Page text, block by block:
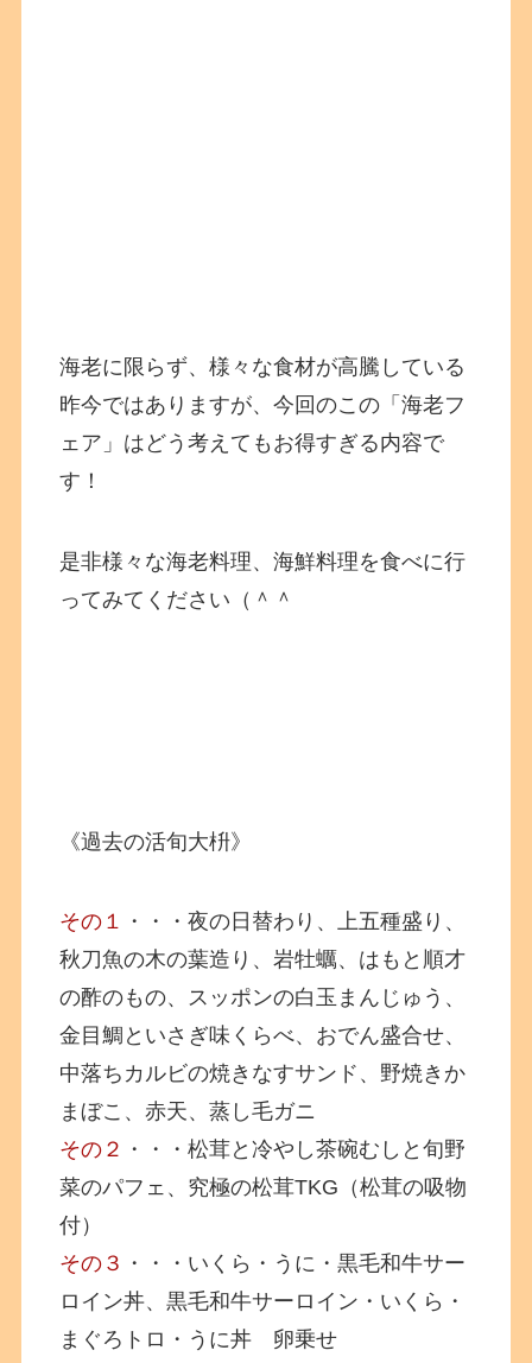
海老に限らず、様々な食材が高騰している
昨今ではありますが、今回のこの「海老フ
ェア」はどう考えてもお得すぎる内容で
す！
是非様々な海老料理、海鮮料理を食べに行
ってみてください（＾＾
《過去の活旬大枡》
その１ ・・・夜の日替わり、上五種盛り、
秋刀魚の木の葉造り、岩牡蠣、はもと順才
の酢のもの、スッポンの白玉まんじゅう、
金目鯛といさぎ味くらべ、おでん盛合せ、
中落ちカルビの焼きなすサンド、野焼きか
まぼこ、赤天、蒸し毛ガニ
その２ ・・・松茸と冷やし茶碗むしと旬野
菜のパフェ、究極の松茸TKG（松茸の吸物
付）
その３ ・・・いくら・うに・黒毛和牛サー
ロイン丼、黒毛和牛サーロイン・いくら・
まぐろトロ・うに丼 卵乗せ